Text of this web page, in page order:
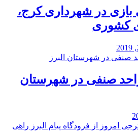
بازی در شهرداری کرج،
کشوری
۶ واحد صنفی در شهرستان